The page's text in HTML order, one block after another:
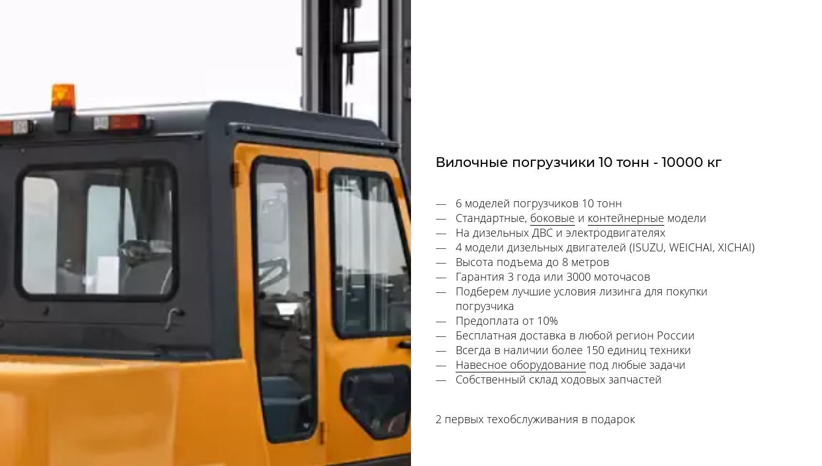
Вилочные погрузчики 10 тонн - 10000 кг
6 моделей погрузчиков 10 тонн
Стандартные, боковые и контейнерные модели
На дизельных ДВС и электродвигателях
4 модели дизельных двигателей (ISUZU, WEICHAI, XICHAI)
Высота подъема до 8 метров
Гарантия 3 года или 3000 моточасов
Подберем лучшие условия лизинга для покупки
погрузчика
Предоплата от 10%
Бесплатная доставка в любой регион России
Всегда в наличии более 150 единиц техники
Навесное оборудование под любые задачи
Собственный склад ходовых запчастей
2 первых техобслуживания в подарок